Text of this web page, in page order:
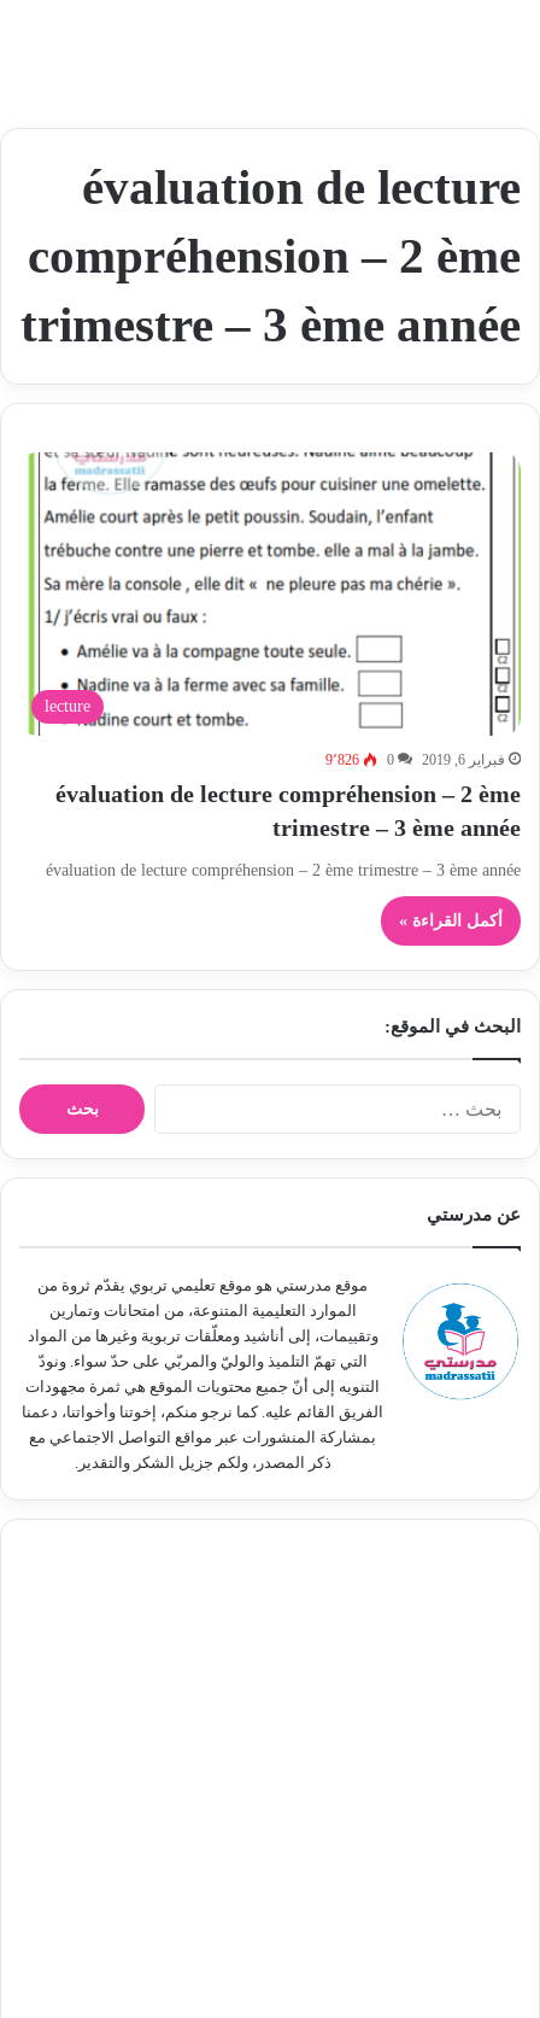
évaluation de lecture
compréhension – 2 ème
trimestre – 3 ème année
lecture
فبراير 6, 2019 0 9٬826
évaluation de lecture compréhension – 2 ème
trimestre – 3 ème année
évaluation de lecture compréhension – 2 ème trimestre – 3 ème année
أكمل القراءة »
البحث في الموقع:
ن
عن مدرستي
موقع مدرستي هو موقع تعليمي تربوي يقدّم ثروة من
الموارد التعليمية المتنوعة، من امتحانات وتمارين
وتقييمات، إلى أناشيد ومعلّقات تربوية وغيرها من المواد
التي تهمّ التلميذ والوليّ والمربّي على حدّ سواء. ونودّ
التنويه إلى أنّ جميع محتويات الموقع هي ثمرة مجهودات
الفريق القائم عليه. كما نرجو منكم، إخوتنا وأخواتنا، دعمنا
بمشاركة المنشورات عبر مواقع التواصل الاجتماعي مع
ذكر المصدر، ولكم جزيل الشكر والتقدير.